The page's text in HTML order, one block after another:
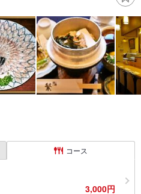
コース
3,000円